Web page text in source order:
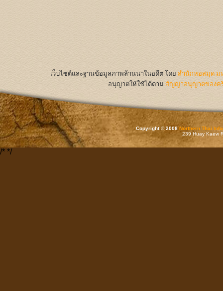
เว็บไซต์และฐานข้อมูลภาพล้านนาในอดีต โดย สำนักหอสมุด ม
อนุญาตให้ใช้ได้ตาม สัญญาอนุญาตของค
Copyright © 2008Northern Thai
239 Huay Kaew
/* */